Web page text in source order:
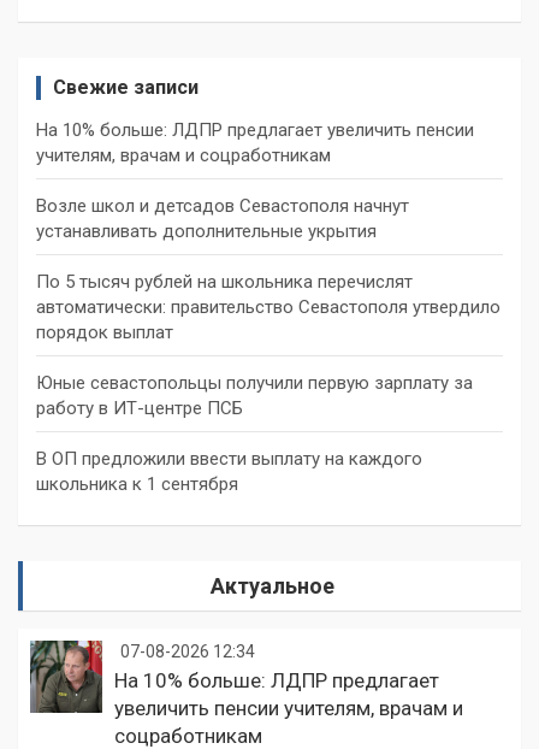
Свежие записи
На 10% больше: ЛДПР предлагает увеличить пенсии
учителям, врачам и соцработникам
Возле школ и детсадов Севастополя начнут
устанавливать дополнительные укрытия
По 5 тысяч рублей на школьника перечислят
автоматически: правительство Севастополя утвердило
порядок выплат
Юные севастопольцы получили первую зарплату за
работу в ИТ-центре ПСБ
В ОП предложили ввести выплату на каждого
школьника к 1 сентября
Актуальное
07-08-2026 12:34
На 10% больше: ЛДПР предлагает
увеличить пенсии учителям, врачам и
соцработникам